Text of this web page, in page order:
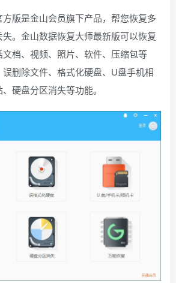
版是金山会员旗下产品，帮您恢复多
。金山数据恢复大师最新版可以恢复
档、视频、照片、软件、压缩包等
删除文件、格式化硬盘、U盘手机相
硬盘分区消失等功能。